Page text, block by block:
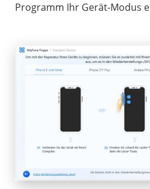
Programm Ihr Gerät-Modus